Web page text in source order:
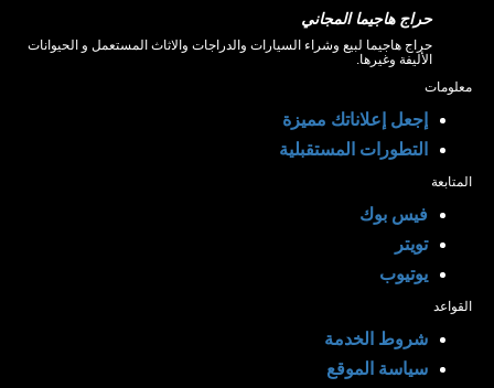
حراج هاجيما المجاني
حراج هاجيما لبيع وشراء السيارات والدراجات والاثاث المستعمل و الحيوانات
الأليفة وغيرها.
معلومات
إجعل إعلاناتك مميزة
التطورات المستقبلية
المتابعة
فيس بوك
تويتر
يوتيوب
القواعد
شروط الخدمة
سياسة الموقع